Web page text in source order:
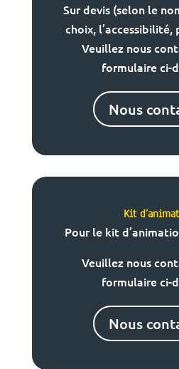
Sur devis (selon le
choix,
Veuillez nous
formulaire ci-
Nous
Kit
Pour le kit
Veuillez nous
formulaire ci-
Nous